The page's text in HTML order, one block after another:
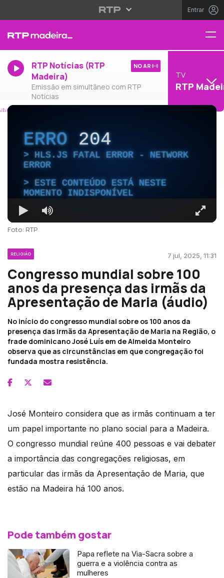
Entrar
RTP Notícias (RTP
Madeira)
Emissão em simultâneo com RTP
Notícias
NO AR
TV
RTP
ERRO204
HLS.JS FATAL ERROR - NETWORK
ERROR
ESTE CONTEÚDO ESTÁ NESTE
MOMENTO INDISPONÍVEL
Foto: RTP
RELIGIÃO 7 jul, 2025, 11:31
Congresso mundial sobre 100
anos da presença das irmãs da
Apresentação de Maria (áudio)
No início do congresso mundial sobre os 100 anos da
presença das irmãs da Apresentação de Maria na Região, o
frade dominicano José Luís em de Almeida Monteiro
observa que as circunstâncias em que congregação foi
fundada mostra resistência.
José Monteiro considera que as irmãs continuam a ter
um papel importante no plano social para a Madeira.
O congresso mundial reúne 400 pessoas e vai debater
a importância das congregações religiosas, em
particular das irmãs da Apresentação de Maria, que
estão na Madeira há 100 anos.
Pode também gostar
Papa reflete na Via-Sacra sobre a
guerra e a violência contra as
mulheres